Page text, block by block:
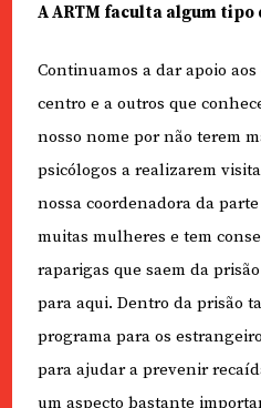
A ARTM faculta algum tipo
Continuamos a dar apoio
centro e a outros que
nosso nome por não terem
psicólogos a realizarem
nossa coordenadora da
muitas mulheres e tem
raparigas que saem da
para aqui. Dentro da prisão
programa para os
para ajudar a prevenir
um aspecto bastante